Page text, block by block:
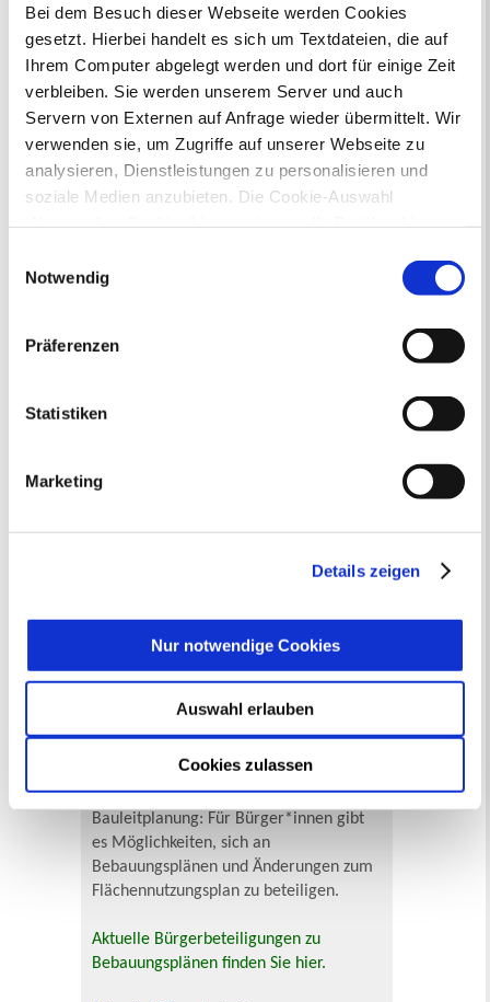
Bei dem Besuch dieser Webseite werden Cookies
gesetzt. Hierbei handelt es sich um Textdateien, die auf
Ihrem Computer abgelegt werden und dort für einige Zeit
verbleiben. Sie werden unserem Server und auch
Servern von Externen auf Anfrage wieder übermittelt. Wir
verwenden sie, um Zugriffe auf unserer Webseite zu
analysieren, Dienstleistungen zu personalisieren und
soziale Medien anzubieten. Die Cookie-Auswahl
Drittländern (USA) mit unzureichendem
Datenschutzniveau verarbeiten. Es besteht die Gefahr,
dass diese zu Kontroll- und Überwachungszwecken von
anderen missbraucht werden, ohne dass Sie sich mit
Arten von Cookies genau gesetzt werden, wie lang sie
gespeichert werden, von wem sie gesetzt wurden und
„Details anzeigen“ erfahren oder der
getroffene Auswahl der gewünschten Cookies kann
jederzeit mit Wirkung für die Zukunft angepasst oder
Notwendig
Präferenzen
Statistiken
Marketing
Details zeigen
Cookies zulassen
Auswahl erlauben
Nur notwendige Cookies
Veranstaltungskalender
August 2026
September >
Fr
1
3
4 5 6 7 8
9
15
16
24
25 26 27 28 29
30
Zur Veranstaltungssuche
Museen
In Recklinghausen gibt es verschiedene
Ikonen-Museum und die
Kunsthalle.Mehr
Bürgerbeteiligung
Stadtverwaltung
Bauleitplanung: Für Bürger*innen gibt
es Möglichkeiten, sich an
Bebauungsplänen und Änderungen zum
Flächennutzungsplan zu beteiligen.
Aktuelle Bürgerbeteiligungen zu
Bebauungsplänen finden Sie hier.